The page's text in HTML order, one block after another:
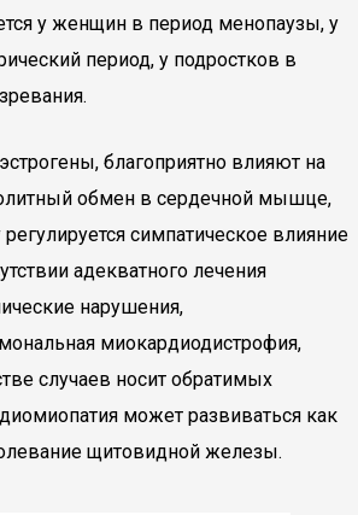
у женщин в период менопаузы, у
период, у подростков в
благоприятно влияют на
обмен в сердечной мышце,
симпатическое влияние
адекватного лечения
нарушения,
миокардиодистрофия,
случаев носит обратимых
может развиваться как
щитовидной железы.